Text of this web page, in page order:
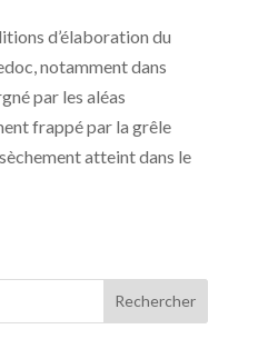
d’élaboration du
notamment dans
par les aléas
frappé par la grêle
atteint dans le